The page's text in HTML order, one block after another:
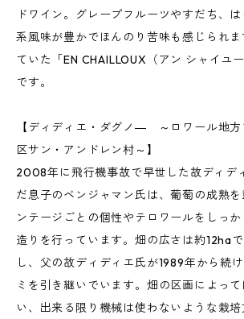
ドワイン。グレープフルーツやすだち、
系風味が豊かでほんのり苦味も感じられ
ていた「EN CHAILLOUX（アン シャイユ
です。
【ディディエ・ダグノ― ～ロワール地方
区サン・アンドレン村～】
2008年に飛行機事故で早世した故ディデ
だ息子のベンジャマン氏は、葡萄の成熟を
ンテージごとの個性やテロワールをしっ
造りを行っています。畑の広さは約12ha
し、父の故ディディエ氏が1989年から続
ミを引き継いでいます。畑の区画によっ
い、出来る限り機械は使わないような栽